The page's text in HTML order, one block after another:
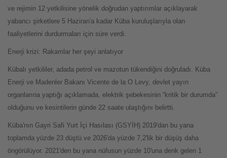
ve rejimin 12 yetkilisine yönelik doğrudan yaptırımlar açıklayarak
yabancı şirketlere 5 Haziran'a kadar Küba kuruluşlarıyla olan
faaliyetlerini durdurmaları için süre verdi.
Enerji krizi: Rakamlar her şeyi anlatıyor
Kübalı yetkililer, adada petrol ve mazotun tükendiğini doğruladı. Küba
Enerji ve Madenler Bakanı Vicente de la O Levy, devlet yayın
organlarına yaptığı açıklamada, elektrik şebekesinin “kritik bir durumda”
olduğunu ve kesintilerin günde 22 saate ulaştığını belirtti.
Küba'nın Gayri Safi Yurt İçi Hasılası (GSYİH) 2019'dan bu yana
toplamda yüzde 23 düştü ve 2026'da yüzde 7,2'lik bir düşüş daha
öngörülüyor. 2021'den bu yana nüfusun yüzde 10'una denk gelen 1